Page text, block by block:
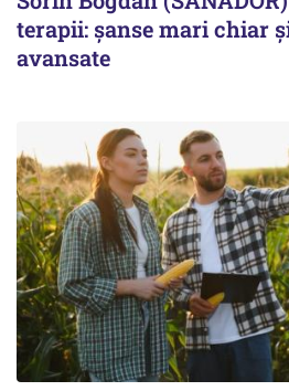
terapii: șanse mari chiar
avansate